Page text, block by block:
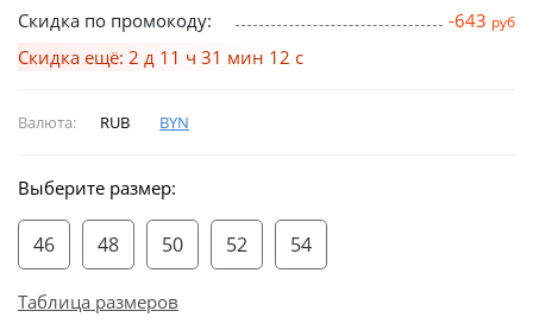
Скидка по промокоду: -643 руб
Скидка ещё: 2 д 11 ч 31 мин 11 с
Валюта: RUB BYN
Выберите размер:
46 48 50 52 54
Таблица размеров